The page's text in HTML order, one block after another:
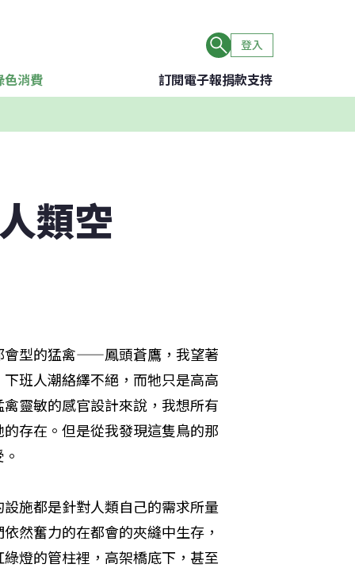
登入
色消費 訂閱電子報捐款支持
類空
會型的猛禽——鳳頭蒼鷹，我望著
班人潮絡繹不絕，而牠只是高高
靈敏的感官設計來說，我想所有
存在。但是從我發現這隻鳥的那
施都是針對人類自己的需求所量
然奮力的在都會的夾縫中生存，
燈的管柱裡，高架橋底下，甚至